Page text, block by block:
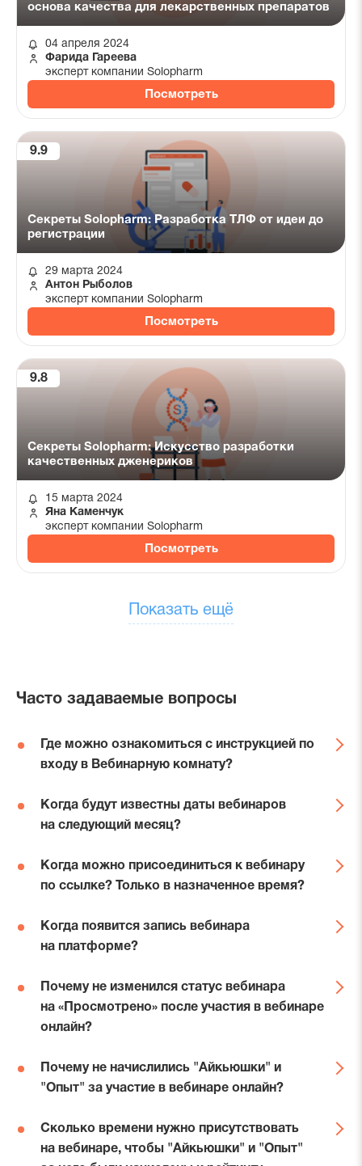
основа качества для лекарственных препаратов
04 апреля 2024
Фарида Гареева
эксперт компании Solopharm
Посмотреть
9.9
Секреты Solopharm: Разработка ТЛФ от идеи до
регистрации
29 марта 2024
Антон Рыболов
эксперт компании Solopharm
Посмотреть
9.8
Секреты Solopharm: Искусство разработки
качественных дженериков
15 марта 2024
Яна Каменчук
эксперт компании Solopharm
Посмотреть
Показать ещё
Часто задаваемые вопросы
Где можно ознакомиться с инструкцией по
входу в Вебинарную комнату?
расположены в разделе
Инструкции
Когда будут известны даты вебинаров
на следующий месяц?
на платформе в последнюю неделю каждого
месяца.
Когда можно присоединиться к вебинару
по ссылке? Только в назначенное время?
минут до начала вебинара.
Когда появится запись вебинара
на платформе?
в течение двух рабочих дней после его завершения.
Почему не изменился статус вебинара
на «Просмотрено» после участия в вебинаре
онлайн?
начисления "Айкьюшек" и "Опыта", а начисление
"Айкьюшек" и "Опыта" происходит в ручном режиме
дня после завершения вебинара статус
не изменился, а "Айкьюшки" и "Опыт" начислены,
Почему не начислились "Айкьюшки" и
"Опыт" за участие в вебинаре онлайн?
в онлайн формате начисляются администраторами
в течение двух рабочих дней. Обратите внимание,
Сколько времени нужно присутствовать
на вебинаре, чтобы "Айкьюшки" и "Опыт"